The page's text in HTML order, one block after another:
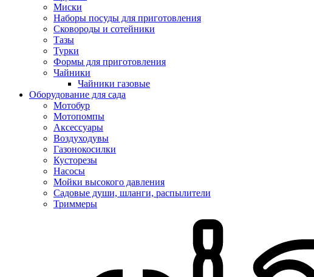
Миски
Наборы посуды для приготовления
Сковороды и сотейники
Тазы
Турки
Формы для приготовления
Чайники
Чайники газовые
Оборудование для сада
Мотобур
Мотопомпы
Аксессуары
Воздуходувы
Газонокосилки
Кусторезы
Насосы
Мойки высокого давления
Садовые души, шланги, распылители
Триммеры